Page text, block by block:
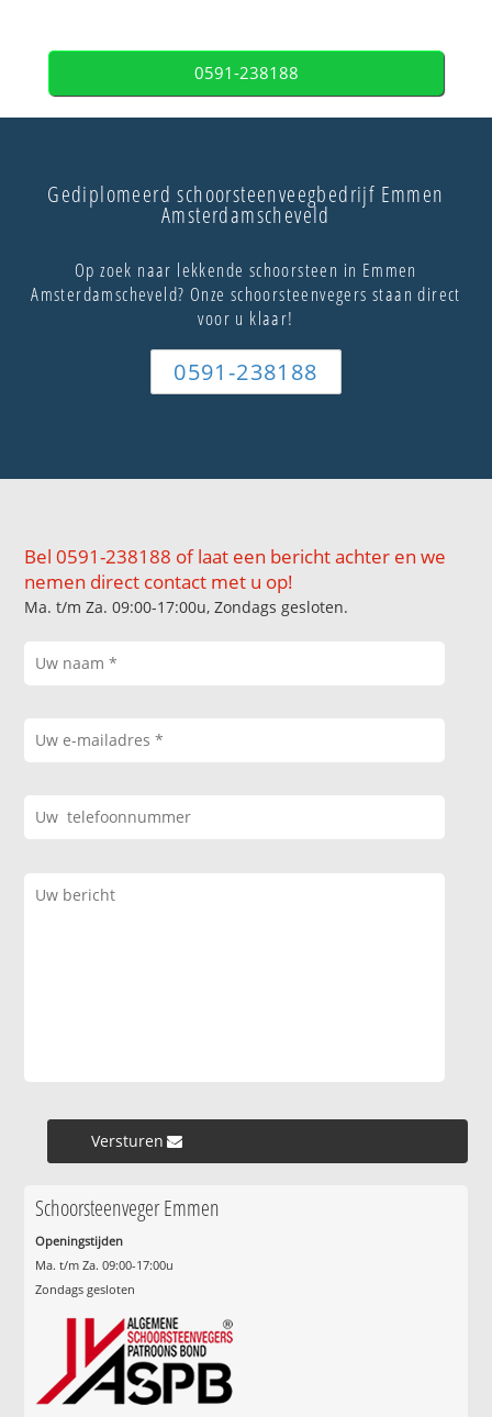
0591-238188
Gediplomeerd schoorsteenveegbedrijf Emmen
Amsterdamscheveld
Op zoek naar lekkende schoorsteen in Emmen
Amsterdamscheveld? Onze schoorsteenvegers staan direct
voor u klaar!
0591-238188
Bel 0591-238188 of laat een bericht achter en we
nemen direct contact met u op!
Ma. t/m Za. 09:00-17:00u, Zondags gesloten.
Versturen »
Schoorsteenveger Emmen
Openingstijden
Ma. t/m Za. 09:00-17:00u
Zondags gesloten